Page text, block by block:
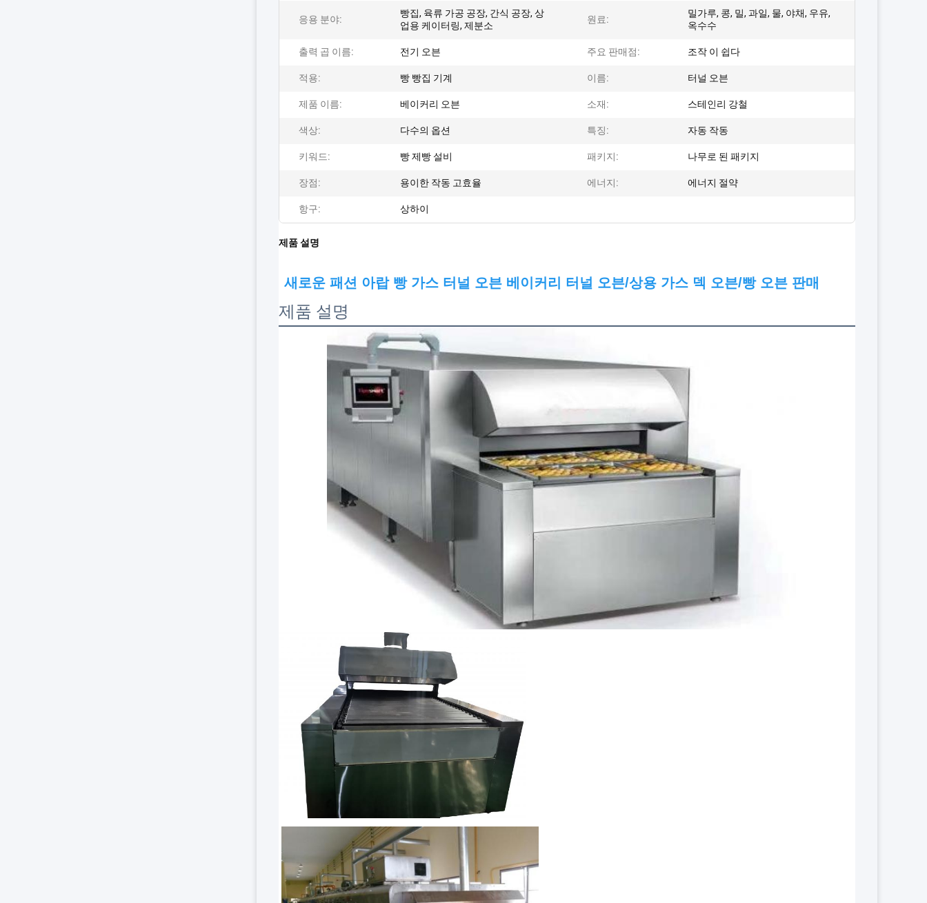
응용 분야:
빵집, 육류 가공 공장, 간식 공장, 상
업용 케이터링, 제분소
원료:
밀가루, 콩, 밀, 과일, 물, 야채, 우유,
옥수수
출력 곱 이름: 전기 오븐 주요 판매점: 조작 이 쉽다
적용: 빵 빵집 기계 이름: 터널 오븐
제품 이름: 베이커리 오븐 소재: 스테인리 강철
색상: 다수의 옵션 특징: 자동 작동
키워드: 빵 제빵 설비 패키지: 나무로 된 패키지
장점: 용이한 작동 고효율 에너지: 에너지 절약
항구: 상하이
제품 설명
새로운 패션 아랍 빵 가스 터널 오븐 베이커리 터널 오븐/상용 가스 덱 오븐/빵 오븐 판매
제품 설명